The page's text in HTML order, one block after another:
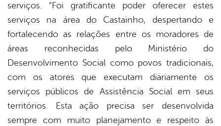
serviços. “Foi gratificante poder oferecer estes
serviços na área do Castainho, despertando e
fortalecendo as relações entre os moradores de
áreas reconhecidas pelo Ministério do
Desenvolvimento Social como povos tradicionais,
com os atores que executam diariamente os
serviços públicos de Assistência Social em seus
territórios. Esta ação precisa ser desenvolvida
sempre com muito planejamento e respeito às